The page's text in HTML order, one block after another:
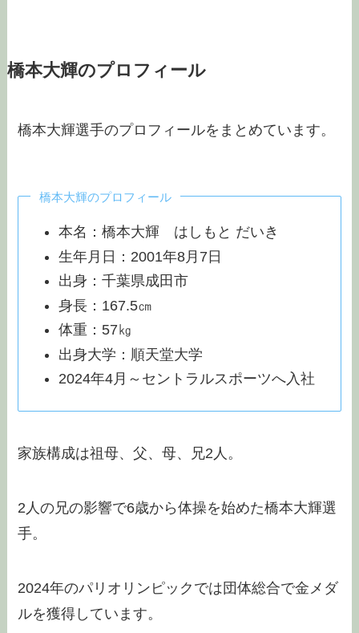
橋本大輝のプロフィール
橋本大輝選手のプロフィールをまとめています。
橋本大輝のプロフィール
本名：橋本大輝 はしもと だいき
生年月日：2001年8月7日
出身：千葉県成田市
身長：167.5㎝
体重：57㎏
出身大学：順天堂大学
2024年4月～セントラルスポーツへ入社
家族構成は祖母、父、母、兄2人。
2人の兄の影響で6歳から体操を始めた橋本大輝選
手。
2024年のパリオリンピックでは団体総合で金メダ
ルを獲得しています。